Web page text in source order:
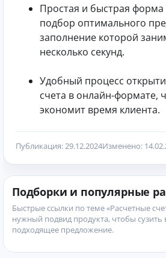
Простая и быстрая форма
подбор оптимального
заполнение которой
несколько секунд.
Удобный процесс
счета в онлайн-формате,
экономит время клиента.
Публикация: 29.12.2024Изменено:
Подборки и популярные
Быстрые ссылки по теме «Расчетные
нужный подвид продукта, чтобы
подходящее предложение.